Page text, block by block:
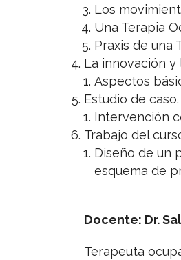
Los
Una Terapia
Praxis de una
La innovación y
Aspectos
Estudio de caso.
Intervención
Trabajo del
Diseño de un
esquema de
Docente: Dr.
Terapeuta